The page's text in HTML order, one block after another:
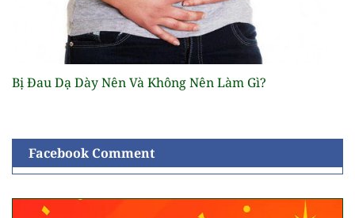
Bị Đau Dạ Dày Nên Và Không Nên Làm Gì?
Facebook Comment